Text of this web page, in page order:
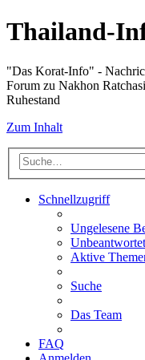
Thailand-
"Das Korat-Info" -
Forum zu Nakhon
Ruhestand
Zum Inhalt
Schnellzugriff
Ungelesene
Aktive
Suche
Das Team
FAQ